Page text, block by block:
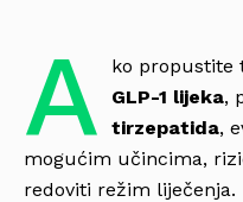
A ko propustite
GLP-1 lijeka,
tirzepatida,
mogućim učincima,
redoviti režim liječenja.